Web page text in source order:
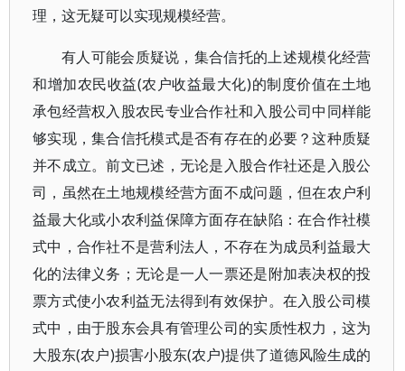
理，这无疑可以实现规模经营。
有人可能会质疑说，集合信托的上述规模化经营
和增加农民收益(农户收益最大化)的制度价值在土地
承包经营权入股农民专业合作社和入股公司中同样能
够实现，集合信托模式是否有存在的必要？这种质疑
并不成立。前文已述，无论是入股合作社还是入股公
司，虽然在土地规模经营方面不成问题，但在农户利
益最大化或小农利益保障方面存在缺陷：在合作社模
式中，合作社不是营利法人，不存在为成员利益最大
化的法律义务；无论是一人一票还是附加表决权的投
票方式使小农利益无法得到有效保护。在入股公司模
式中，由于股东会具有管理公司的实质性权力，这为
大股东(农户)损害小股东(农户)提供了道德风险生成的